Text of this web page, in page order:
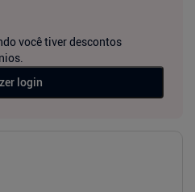
você tiver descontos
login